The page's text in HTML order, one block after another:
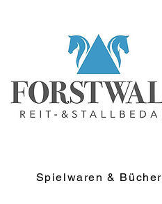
Spielwaren & Bücher